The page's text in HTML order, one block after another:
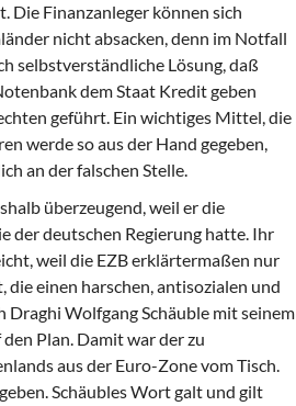
Die Finanzanleger können sich
nicht absacken, denn im Notfall
selbstverständliche Lösung, daß
dem Staat Kredit geben
geführt. Ein wichtiges Mittel, die
werde so aus der Hand gegeben,
an der falschen Stelle.
überzeugend, weil er die
der deutschen Regierung hatte. Ihr
weil die EZB erklärtermaßen nur
einen harschen, antisozialen und
Wolfgang Schäuble mit seinem
Plan. Damit war der zu
aus der Euro-Zone vom Tisch.
Schäubles Wort galt und gilt